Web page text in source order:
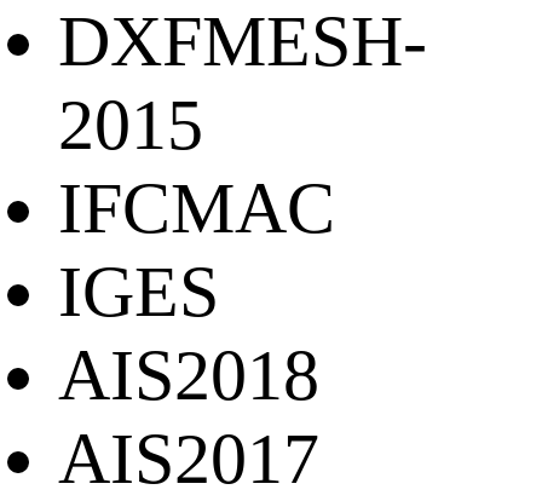
DXFMESH-
2015
IFCMAC
IGES
AIS2018
AIS2017